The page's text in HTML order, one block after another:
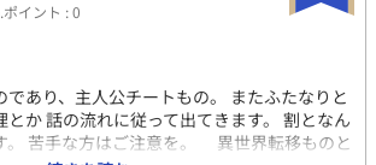
イント : 0
あり、主人公チートもの。 またふたなりと
とか 話の流れに従って出てきます。 割となん
。 苦手な方はご注意を。 異世界転移ものと